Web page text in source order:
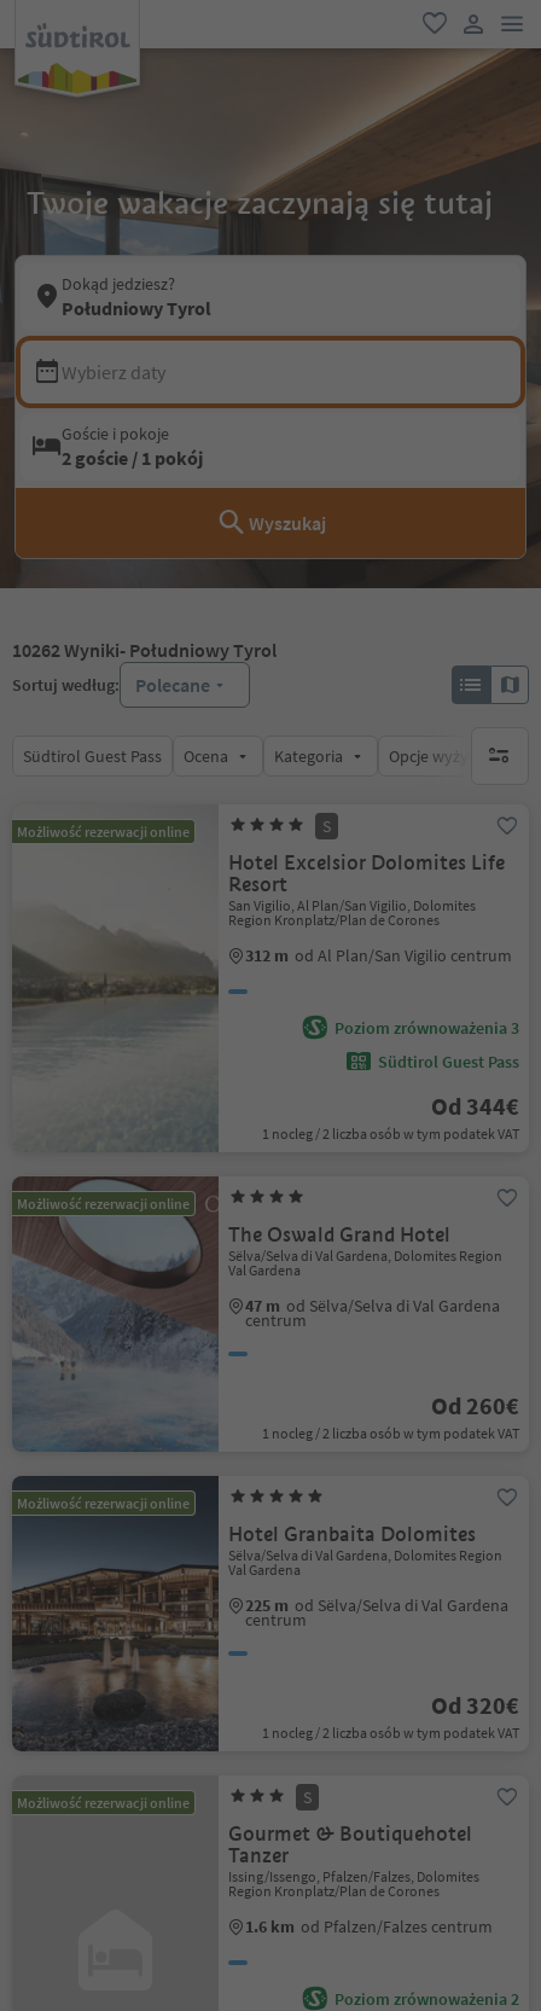
ulubione
link
Twoje wakacje zaczynają się tutaj
Dokąd jedziesz?
Południowy Tyrol
Wybierz daty
Goście i pokoje
2 goście / 1 pokój
Wyszukaj
10262Wyniki- Południowy Tyrol
Sortuj według: Polecane
Südtirol Guest Pass Ocena Kategoria Opcje wyżywieniabrak
Możliwość rezerwacji online S
Hotel Excelsior Dolomites Life
Resort
San Vigilio, Al Plan/San Vigilio, Dolomites
Region Kronplatz/Plan de Corones
312 m od Al Plan/San Vigilio centrum
Poziom zrównoważenia 3
Südtirol Guest Pass
Od 344€
1 nocleg / 2 liczba osób w tym podatek VAT
Możliwość rezerwacji online
The Oswald Grand Hotel
Sëlva/Selva di Val Gardena, Dolomites Region
Val Gardena
47 m od Sëlva/Selva di Val Gardena
centrum
Od 260€
1 nocleg / 2 liczba osób w tym podatek VAT
Możliwość rezerwacji online
Hotel Granbaita Dolomites
Sëlva/Selva di Val Gardena, Dolomites Region
Val Gardena
225 m od Sëlva/Selva di Val Gardena
centrum
Od 320€
1 nocleg / 2 liczba osób w tym podatek VAT
Możliwość rezerwacji online S
Gourmet & Boutiquehotel
Tanzer
Issing/Issengo, Pfalzen/Falzes, Dolomites
Region Kronplatz/Plan de Corones
1.6 km od Pfalzen/Falzes centrum
Poziom zrównoważenia 2